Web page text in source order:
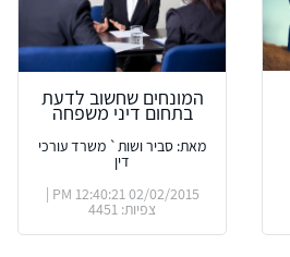
המונחים שחשוב לדעת
בתחום דיני משפחה
מאת: סביר ושות` משרד עורכי
דין
02/02/2015 12:40:21 PM |
צפיות: 4451